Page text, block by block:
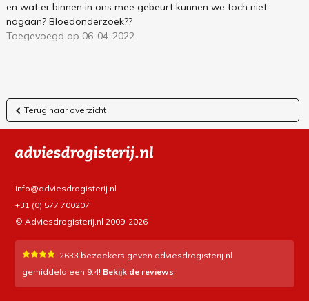
en wat er binnen in ons mee gebeurt kunnen we toch niet
nagaan? Bloedonderzoek??
Toegevoegd op 06-04-2022
Terug naar overzicht
info@adviesdrogisterij.nl
+31 (0) 577 700207
© Adviesdrogisterij.nl 2009-2026
2633 bezoekers geven adviesdrogisterij.nl
gemiddeld een 9.4! Bekijk de reviews